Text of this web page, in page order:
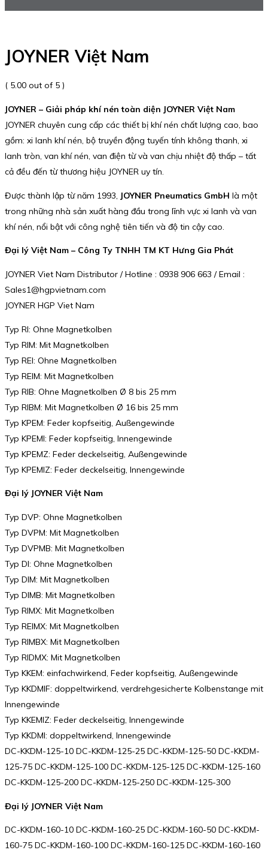
JOYNER Việt Nam
( 5.00 out of 5 )
JOYNER – Giải pháp khí nén toàn diện JOYNER Việt Nam
JOYNER chuyên cung cấp các thiết bị khí nén chất lượng cao, bao
gồm: xi lanh khí nén, bộ truyền động tuyến tính không thanh, xi
lanh tròn, van khí nén, van điện từ và van chịu nhiệt độ thấp – tất
cả đều đến từ thương hiệu JOYNER uy tín.
Được thành lập từ năm 1993, JOYNER Pneumatics GmbH là một
trong những nhà sản xuất hàng đầu trong lĩnh vực xi lanh và van
khí nén, nổi bật với công nghệ tiên tiến và độ tin cậy cao.
Đại lý Việt Nam – Công Ty TNHH TM KT Hưng Gia Phát
JOYNER Viet Nam Distributor / Hotline : 0938 906 663 / Email :
Sales1@hgpvietnam.com
JOYNER HGP Viet Nam
Typ RI: Ohne Magnetkolben
Typ RIM: Mit Magnetkolben
Typ REI: Ohne Magnetkolben
Typ REIM: Mit Magnetkolben
Typ RIB: Ohne Magnetkolben Ø 8 bis 25 mm
Typ RIBM: Mit Magnetkolben Ø 16 bis 25 mm
Typ KPEM: Feder kopfseitig, Außengewinde
Typ KPEMI: Feder kopfseitig, Innengewinde
Typ KPEMZ: Feder deckelseitig, Außengewinde
Typ KPEMIZ: Feder deckelseitig, Innengewinde
Đại lý JOYNER Việt Nam
Typ DVP: Ohne Magnetkolben
Typ DVPM: Mit Magnetkolben
Typ DVPMB: Mit Magnetkolben
Typ DI: Ohne Magnetkolben
Typ DIM: Mit Magnetkolben
Typ DIMB: Mit Magnetkolben
Typ RIMX: Mit Magnetkolben
Typ REIMX: Mit Magnetkolben
Typ RIMBX: Mit Magnetkolben
Typ RIDMX: Mit Magnetkolben
Typ KKEM: einfachwirkend, Feder kopfseitig, Außengewinde
Typ KKDMIF: doppeltwirkend, verdrehgesicherte Kolbenstange mit
Innengewinde
Typ KKEMIZ: Feder deckelseitig, Innengewinde
Typ KKDMI: doppeltwirkend, Innengewinde
DC-KKDM-125-10 DC-KKDM-125-25 DC-KKDM-125-50 DC-KKDM-
125-75 DC-KKDM-125-100 DC-KKDM-125-125 DC-KKDM-125-160
DC-KKDM-125-200 DC-KKDM-125-250 DC-KKDM-125-300
Đại lý JOYNER Việt Nam
DC-KKDM-160-10 DC-KKDM-160-25 DC-KKDM-160-50 DC-KKDM-
160-75 DC-KKDM-160-100 DC-KKDM-160-125 DC-KKDM-160-160